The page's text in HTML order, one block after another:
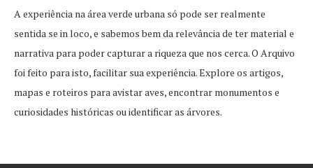
A experiência na área verde urbana só pode ser realmente
sentida se in loco, e sabemos bem da relevância de ter material e
narrativa para poder capturar a riqueza que nos cerca. O Arquivo
foi feito para isto, facilitar sua experiência. Explore os artigos,
mapas e roteiros para avistar aves, encontrar monumentos e
curiosidades históricas ou identificar as árvores.